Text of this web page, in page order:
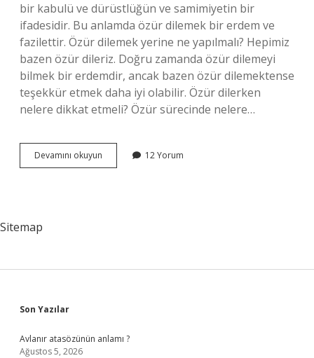
bir kabulü ve dürüstlüğün ve samimiyetin bir
ifadesidir. Bu anlamda özür dilemek bir erdem ve
fazilettir. Özür dilemek yerine ne yapılmalı? Hepimiz
bazen özür dileriz. Doğru zamanda özür dilemeyi
bilmek bir erdemdir, ancak bazen özür dilemektense
teşekkür etmek daha iyi olabilir. Özür dilerken
nelere dikkat etmeli? Özür sürecinde nelere…
Devamını okuyun
Için
12 Yorum
Sitemap
Sidebar
Son Yazılar
Avlanır atasözünün anlamı ?
Ağustos 5, 2026